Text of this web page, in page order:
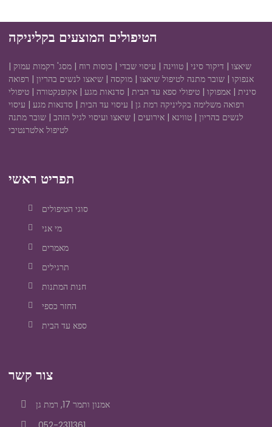
הטיפולים המוצעים בקליניקה
שיאצו | דיקור סיני | טווינה | עיסוי שבדי | כוסות רוח | מסג' רקמות עמוק |
אנפוקו | שובר מתנה לטיפול שיאצו | מוקסה | שיאצו לנשים בהריון | רפואה
סינית | אמפוקו | טיפולי ספא עד הבית | סדנאות מגע | אקופנקטורה | טיפולי
רפואה משלימה בקליניקה רמת גן | עיסוי עד הבית | סדנאות מגע | עיסוי
לנשים בהריון | טווינא | אירועים | שיאצו ועיסוי לגיל הזהב | שובר מתנה
לטיפול אלטרנטיבי
תפריט ראשי
סוגי הטיפולים
מי אני
מאמרים
תרגילים
חנות המתנות
החזר כספי
ספא עד הבית
צור קשר
אמנון ותמר 17, רמת גן